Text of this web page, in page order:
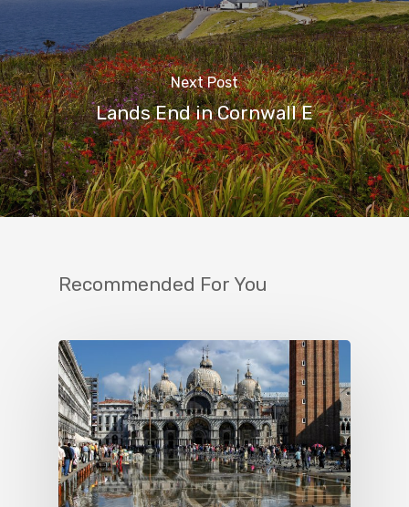
Next Post
Lands End in Cornwall E
Recommended For You